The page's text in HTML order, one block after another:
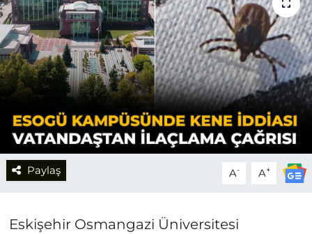
Paylaş A- A+
Eskişehir Osmangazi Üniversitesi